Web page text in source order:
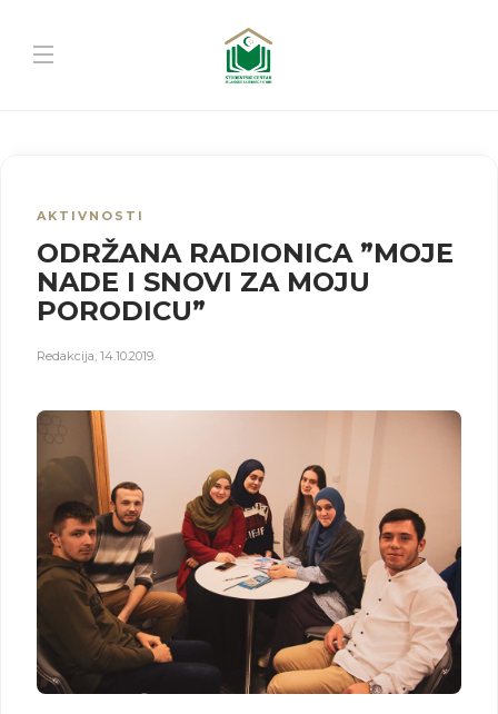
AKTIVNOSTI
ODRŽANA RADIONICA ”MOJE
NADE I SNOVI ZA MOJU
PORODICU”
Redakcija, 14.10.2019.